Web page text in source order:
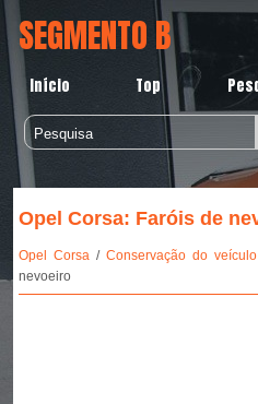
SEGMENTO B
Início Top
Opel Corsa: Faróis de
Opel Corsa/Conservação do veículo
nevoeiro